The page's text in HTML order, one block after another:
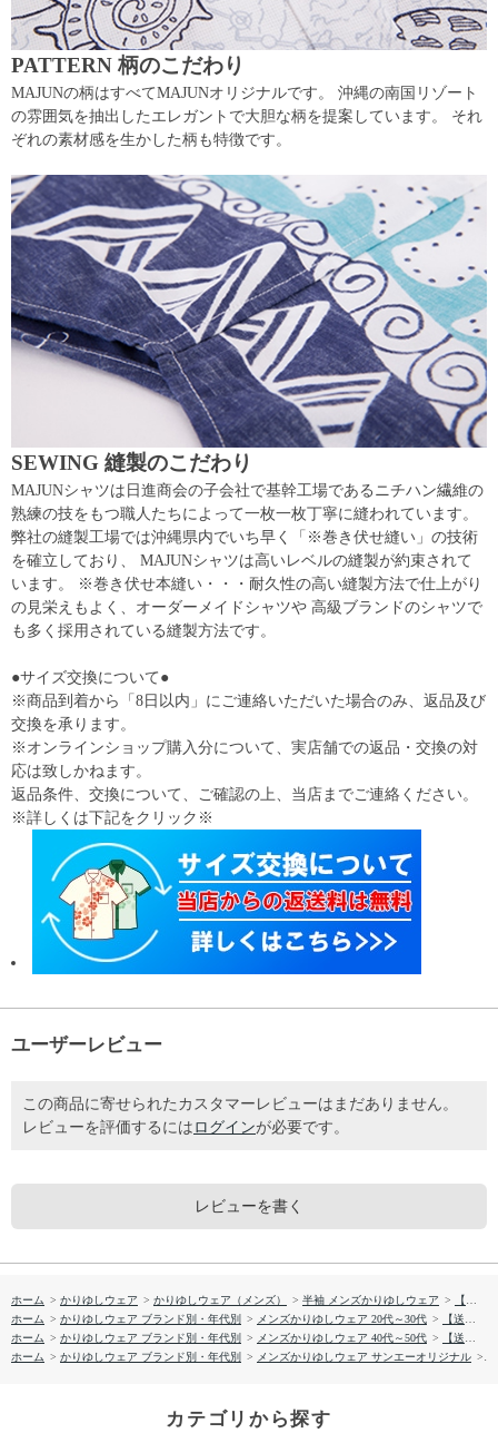
PATTERN 柄のこだわり
MAJUNの柄はすべてMAJUNオリジナルです。 沖縄の南国リゾート
の雰囲気を抽出したエレガントで大胆な柄を提案しています。 それ
ぞれの素材感を生かした柄も特徴です。
SEWING 縫製のこだわり
MAJUNシャツは日進商会の子会社で基幹工場であるニチハン繊維の
熟練の技をもつ職人たちによって一枚一枚丁寧に縫われています。
弊社の縫製工場では沖縄県内でいち早く「※巻き伏せ縫い」の技術
を確立しており、 MAJUNシャツは高いレベルの縫製が約束されて
います。 ※巻き伏せ本縫い・・・耐久性の高い縫製方法で仕上がり
の見栄えもよく、オーダーメイドシャツや 高級ブランドのシャツで
も多く採用されている縫製方法です。
●サイズ交換について●
※商品到着から「8日以内」にご連絡いただいた場合のみ、返品及び
交換を承ります。
※オンラインショップ購入分について、実店舗での返品・交換の対
応は致しかねます。
返品条件、交換について、ご確認の上、当店までご連絡ください。
※詳しくは下記をクリック※
ユーザーレビュー
この商品に寄せられたカスタマーレビューはまだありません。
レビューを評価するには ログインが必要です。
レビューを書く
ホーム > かりゆしウェア > かりゆしウェア（メンズ） > 半袖 メンズかりゆしウェア >
【送料無料】マリン・リュウキュウ かりゆしウェア P-GSM53013S
ホーム > かりゆしウェア ブランド別・年代別 > メンズかりゆしウェア 20代～30代 >
【送料無料】マリン・リュウキュウ かりゆしウェア P-GSM53013S
ホーム > かりゆしウェア ブランド別・年代別 > メンズかりゆしウェア 40代～50代 >
【送料無料】マリン・リュウキュウ かりゆしウェア P-GSM53013S
ホーム > かりゆしウェア ブランド別・年代別 > メンズかりゆしウェア サンエーオリジナル
カテゴリから探す